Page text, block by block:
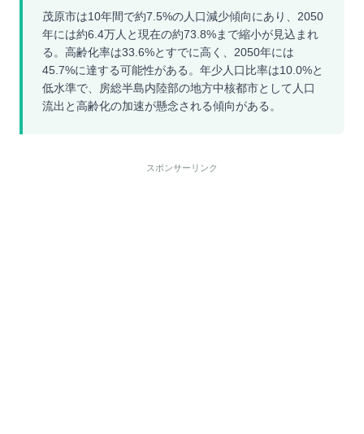
茂原市は10年間で約7.5%の人口減少傾向にあり、2050
年には約6.4万人と現在の約73.8%まで縮小が見込まれ
る。高齢化率は33.6%とすでに高く、2050年には
45.7%に達する可能性がある。年少人口比率は10.0%と
低水準で、房総半島内陸部の地方中核都市として人口
流出と高齢化の加速が懸念される傾向がある。
スポンサーリンク